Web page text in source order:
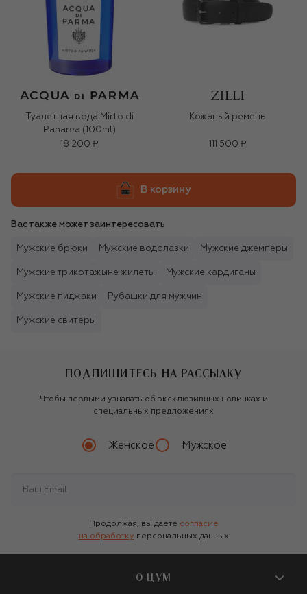
Туалетная вода Mirto di
Panarea (100ml)
18 200 ₽
Кожаный ремень
111 500 ₽
В корзину
Вас также может заинтересовать
Мужские брюки Мужские водолазки Мужские джемперы
Мужские трикотажыне жилеты Мужские кардиганы
Мужские пиджаки Рубашки для мужчин
Мужские свитеры
ПОДПИШИТЕСЬ НА РАССЫЛКУ
Чтобы первыми узнавать об эксклюзивных новинках и
специальных предложениях
Женское Мужское
Продолжая, вы даете согласие
на обработку персональных данных
О ЦУМ